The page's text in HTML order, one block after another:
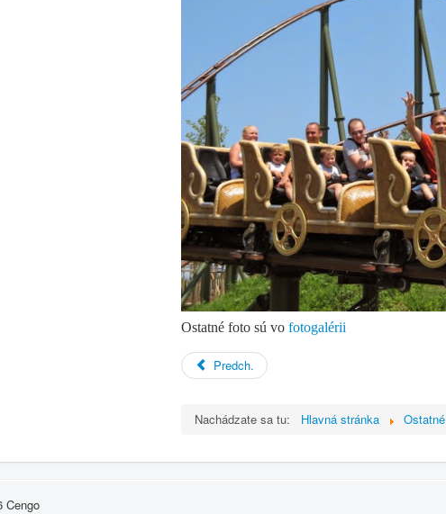
Ostatné foto sú vo fotogalérii
Predch.
Nachádzate sa tu: Hlavná stránka Ostatné
Cengo